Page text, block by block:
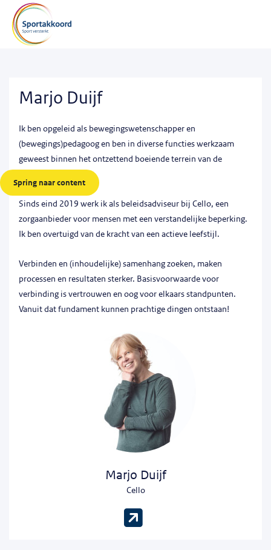
Spring naar content
Marjo Duijf
Ik ben opgeleid als bewegingswetenschapper en
(bewegings)pedagoog en ben in diverse functies werkzaam
geweest binnen het ontzettend boeiende terrein van de
gehandicaptensport.
Sinds eind 2019 werk ik als beleidsadviseur bij Cello, een
zorgaanbieder voor mensen met een verstandelijke beperking.
Ik ben overtuigd van de kracht van een actieve leefstijl.
Verbinden en (inhoudelijke) samenhang zoeken, maken
processen en resultaten sterker. Basisvoorwaarde voor
verbinding is vertrouwen en oog voor elkaars standpunten.
Vanuit dat fundament kunnen prachtige dingen ontstaan!
Marjo Duijf
Cello
(opent in